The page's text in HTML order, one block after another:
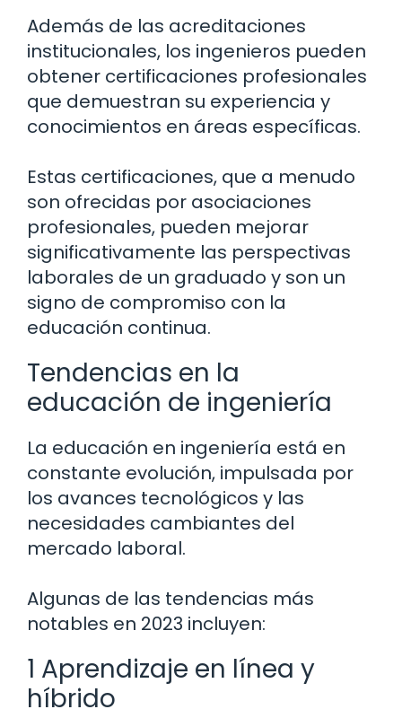
Además de las acreditaciones
institucionales, los ingenieros pueden
obtener certificaciones profesionales
que demuestran su experiencia y
conocimientos en áreas específicas.
Estas certificaciones, que a menudo
son ofrecidas por asociaciones
profesionales, pueden mejorar
significativamente las perspectivas
laborales de un graduado y son un
signo de compromiso con la
educación continua.
Tendencias en la
educación de ingeniería
La educación en ingeniería está en
constante evolución, impulsada por
los avances tecnológicos y las
necesidades cambiantes del
mercado laboral.
Algunas de las tendencias más
notables en 2023 incluyen:
1 Aprendizaje en línea y
híbrido